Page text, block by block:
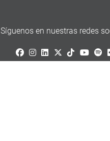
Síguenos en nuestras redes